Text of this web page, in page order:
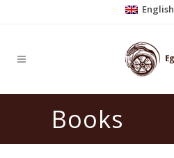
English
Books